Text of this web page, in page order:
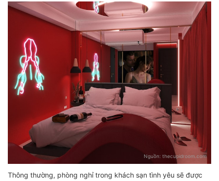
Nguồn: thecupidroom.com
Thông thường, phòng nghỉ trong khách sạn tình yêu sẽ được